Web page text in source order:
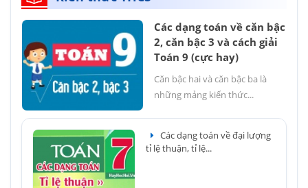
Các dạng toán về căn bậc
2, căn bậc 3 và cách giải
Toán 9 (cực hay)
Căn bậc hai và căn bậc ba là
những mảng kiến thức...
Các dạng toán về đại lượng
tỉ lệ thuận, tỉ lệ...